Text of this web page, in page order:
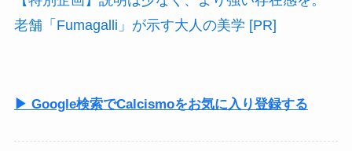
老舗「Fumagalli」が示す大人の美学 [PR]
▶ Google検索でCalcismoをお気に入り登録する